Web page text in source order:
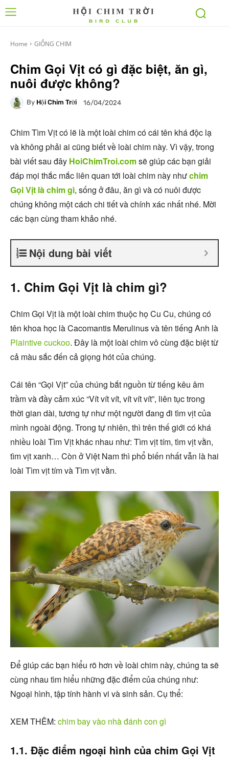
Home GIỐNG CHIM
Chim Gọi Vịt có gì đặc biệt, ăn gì,
nuôi được không?
By Hội Chim Trời 16/04/2024
Chim Tìm Vịt có lẽ là một loài chim có cái tên khá độc lạ
và không phải ai cũng biết về loài chim này. Vì vậy, trong
bài viết sau đây HoiChimTroi.comsẽ giúp các bạn giải
đáp mọi thắc mắc liên quan tới loài chim này nhưchim
Gọi Vịt là chim gì, sống ở đâu, ăn gì và có nuôi được
chúng không một cách chi tiết và chính xác nhất nhé. Mời
các bạn cùng tham khảo nhé.
Nội dung bài viết
1. Chim Gọi Vịt là chim gì?
Chim Gọi Vịt là một loài chim thuộc họ Cu Cu, chúng có
tên khoa học là Cacomantis Merulinus và tên tiếng Anh là
Plaintive cuckoo. Đây là một loài chim vô cùng đặc biệt từ
cả màu sắc đến cả giọng hót của chúng.
Cái tên “Gọi Vịt” của chúng bắt nguồn từ tiếng kêu âm
trầm và đầy cảm xúc “Vít vít vít, vít vít vít”, liên tục trong
thời gian dài, tương tự như một người đang đi tìm vịt của
mình ngoài động. Trong tự nhiên, thì trên thế giới có khá
nhiều loài Tìm Vịt khác nhau như: Tìm vịt tím, tìm vịt vằn,
tìm vịt xanh… Còn ở Việt Nam thì phổ biến nhất vẫn là hai
loài Tìm vịt tím và Tìm vịt vằn.
Để giúp các bạn hiểu rõ hơn về loài chim này, chúng ta sẽ
cùng nhau tìm hiểu những đặc điểm của chúng như:
Ngoại hình, tập tính hành vi và sinh sản. Cụ thể:
XEM THÊM: chim bay vào nhà đánh con gì
1.1. Đặc điểm ngoại hình của chim Gọi Vịt